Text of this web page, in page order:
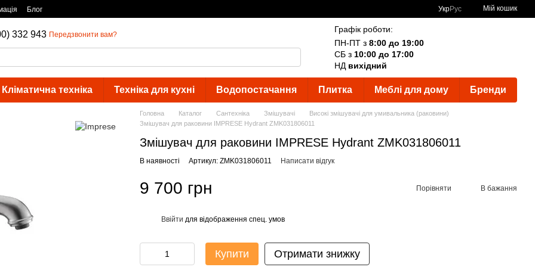
Блог УкрРус Мій кошик
332 943 Передзвонити вам?
Графік роботи:
ПН-ПТ з 8:00 до 19:00
СБ з 10:00 до 17:00
НД вихідний
Кліматична техніка Техніка для кухні Водопостачання Плитка Меблі для дому Бренди
Головна Каталог Сантехніка Змішувачі
Високі змішувачі для умивальника (раковини)
Змішувач для раковини IMPRESE Hydrant ZMK031806011
Змішувач для раковини IMPRESE Hydrant ZMK031806011
В наявності Артикул: ZMK031806011 Написати відгук
9 700 грн Порівняти В бажання
Ввійти для відображення спец. умов
Купити Отримати знижку